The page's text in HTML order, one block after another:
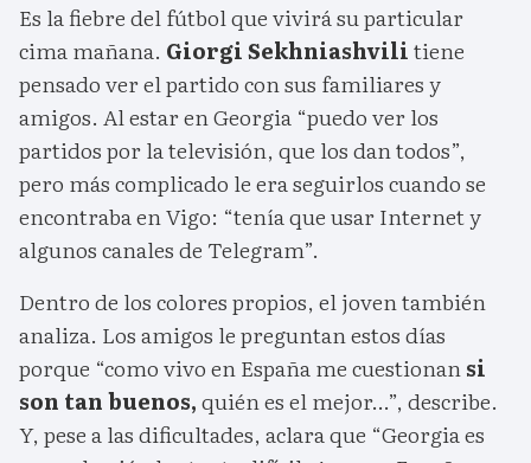
Es la fiebre del fútbol que vivirá su particular
cima mañana. Giorgi Sekhniashvilitiene
pensado ver el partido con sus familiares y
amigos. Al estar en Georgia “puedo ver los
partidos por la televisión, que los dan todos”,
pero más complicado le era seguirlos cuando se
encontraba en Vigo: “tenía que usar Internet y
algunos canales de Telegram”.
Dentro de los colores propios, el joven también
analiza. Los amigos le preguntan estos días
porque “como vivo en España me cuestionansi
son tan buenos,quién es el mejor…”, describe.
Y, pese a las dificultades, aclara que “Georgia es